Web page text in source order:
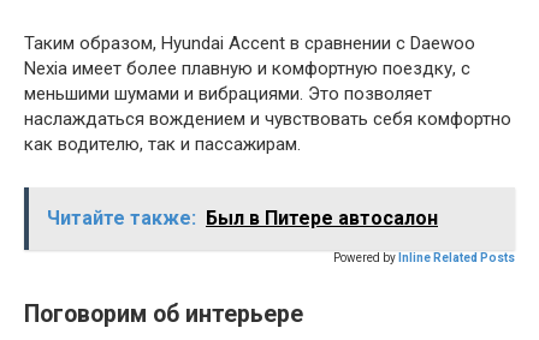
Таким образом, Hyundai Accent в сравнении с Daewoo
Nexia имеет более плавную и комфортную поездку, с
меньшими шумами и вибрациями. Это позволяет
наслаждаться вождением и чувствовать себя комфортно
как водителю, так и пассажирам.
Читайте также: Был в Питере автосалон
Powered by Inline Related Posts
Поговорим об интерьере